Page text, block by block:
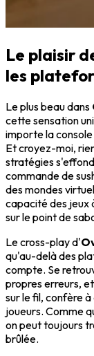
Le plaisir
les
Le plus beau dans
cette sensation
importe la console
Et croyez-moi,
stratégies
commande de
des mondes
capacité des jeux
sur le point de
Le cross-play d'
qu'au-delà des
compte. Se
propres erreurs,
sur le fil, confère
joueurs. Comme
on peut toujours
brûlée.